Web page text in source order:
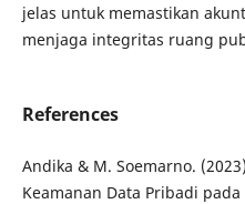
jelas untuk memastikan
menjaga integritas ruang
References
Andika & M. Soemarno.
Keamanan Data Pribadi